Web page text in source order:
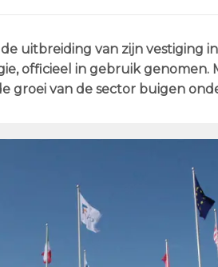
uitbreiding van zijn vestiging
officieel in gebruik genomen.
groei van de sector buigen